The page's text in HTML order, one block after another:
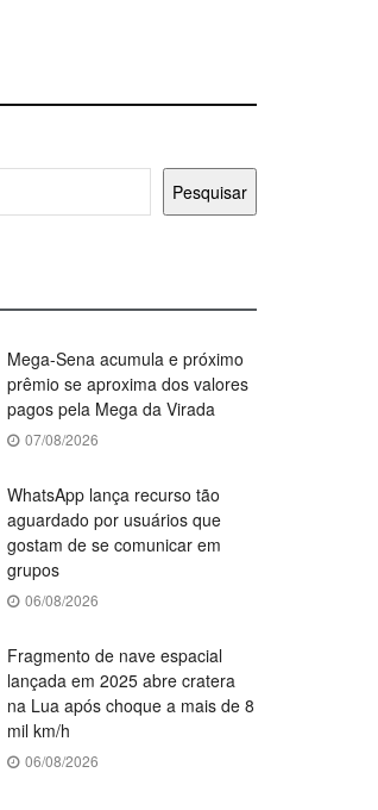
Pesquisar
Mega-Sena acumula e próximo
prêmio se aproxima dos valores
pagos pela Mega da Virada
07/08/2026
WhatsApp lança recurso tão
aguardado por usuários que
gostam de se comunicar em
grupos
06/08/2026
Fragmento de nave espacial
lançada em 2025 abre cratera
na Lua após choque a mais de 8
mil km/h
06/08/2026